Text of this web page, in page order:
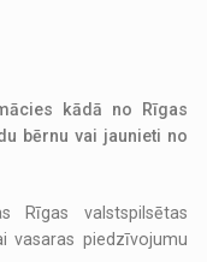
kādā no Rīgas
bērnu vai jaunieti no
Rīgas valstspilsētas
vasaras piedzīvojumu